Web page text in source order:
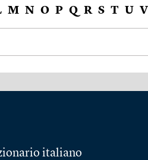
M N O P Q R S T U V
italiano